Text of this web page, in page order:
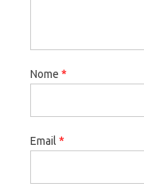
Nome *
Email *